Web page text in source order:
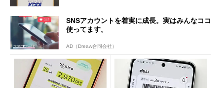
SNSアカウントを着実に成長。実はみんなココ
使ってます。
AD（Dreaw合同会社）